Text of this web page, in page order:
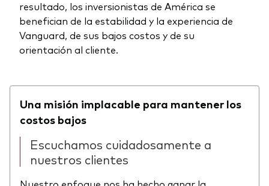
resultado, los inversionistas de América se
benefician de la estabilidad y la experiencia de
Vanguard, de sus bajos costos y de su
orientación al cliente.
Una misión implacable para mantener los
costos bajos
Escuchamos cuidadosamente a
nuestros clientes